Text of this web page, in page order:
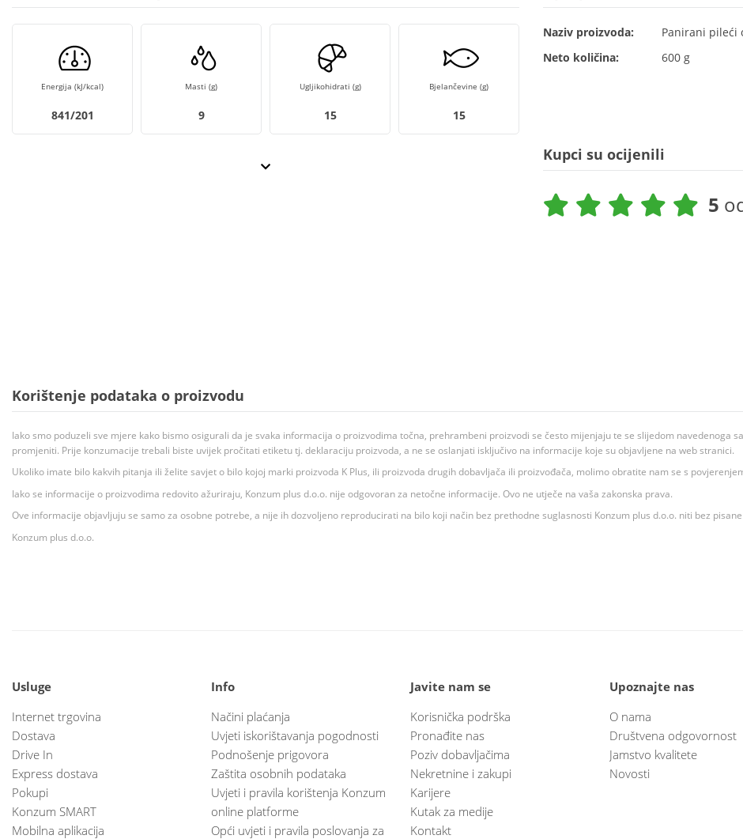
Energija (kJ/kcal)
841/201
Masti (g)
9
Ugljikohidrati (g)
15
Bjelančevine (g)
15
Naziv proizvoda:
Panirani pileći
Neto količina:
600 g
Kupci su ocijenili
5
Korištenje podataka o proizvodu
Iako smo poduzeli sve mjere kako bismo osigurali da je svaka informacija o proizvodima točna, prehrambeni proizvodi se često mijenjaju te se slijedom navedenoga
promjeniti. Prije konzumacije trebali biste uvijek pročitati etiketu tj. deklaraciju proizvoda, a ne se oslanjati isključivo na informacije koje su objavljene na web stranici.
Ukoliko imate bilo kakvih pitanja ili želite savjet o bilo kojoj marki proizvoda K Plus, ili proizvoda drugih dobavljača ili proizvođača, molimo obratite nam se s
Iako se informacije o proizvodima redovito ažuriraju, Konzum plus d.o.o. nije odgovoran za netočne informacije. Ovo ne utječe na vaša zakonska prava.
Ove informacije objavljuju se samo za osobne potrebe, a nije ih dozvoljeno reproducirati na bilo koji način bez prethodne suglasnosti Konzum plus d.o.o. niti bez
Konzum plus d.o.o.
Usluge
Internet trgovina
Dostava
Drive In
Express dostava
Pokupi
Konzum SMART
Mobilna aplikacija
Info
Načini plaćanja
Uvjeti iskorištavanja pogodnosti
Podnošenje prigovora
Zaštita osobnih podataka
Uvjeti i pravila korištenja Konzum
online platforme
Opći uvjeti i pravila poslovanja za
Javite nam se
Korisnička podrška
Pronađite nas
Poziv dobavljačima
Nekretnine i zakupi
Karijere
Kutak za medije
Kontakt
Upoznajte nas
O nama
Društvena odgovornost
Jamstvo kvalitete
Novosti